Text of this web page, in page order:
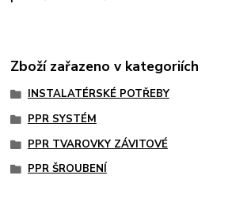
Zboží zařazeno v kategoriích
INSTALATÉRSKÉ POTŘEBY
PPR SYSTÉM
PPR TVAROVKY ZÁVITOVÉ
PPR ŠROUBENÍ